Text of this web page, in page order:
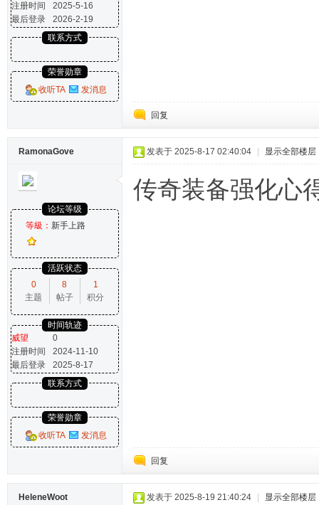
注册时间
2025-5-16
最后登录
2026-2-19
联系方式
荣誉勋章
收听TA
发消息
回复
RamonaGove
论坛等级
等級： 新手上路
活跃状态
0
主题
8
帖子
1
积分
时间轨迹
威望
0
注册时间
2024-11-10
最后登录
2025-8-17
联系方式
荣誉勋章
收听TA
发消息
发表于 2025-8-17 02:40:04 显示全部楼层
传奇装备强化心
回复
HeleneWoot 发表于 2025-8-19 21:40:24 显示全部楼层